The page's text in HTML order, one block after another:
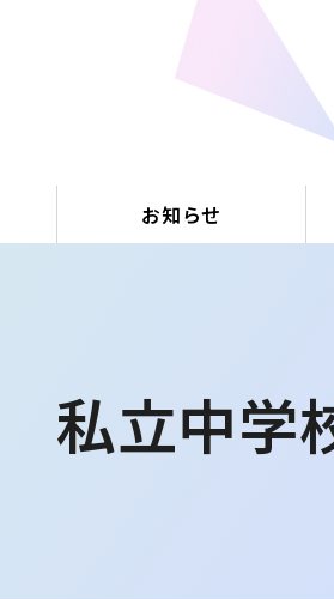
お知らせ
私立中学